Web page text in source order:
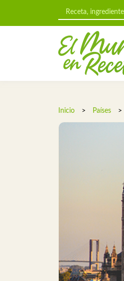
Inicio > Países >